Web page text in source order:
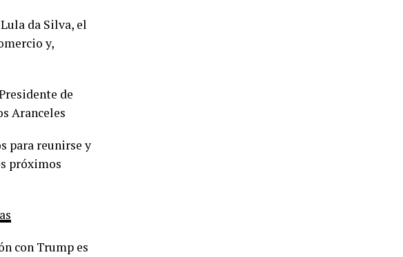
da Silva, el
y,
de
Aranceles
para reunirse y
próximos
con Trump es